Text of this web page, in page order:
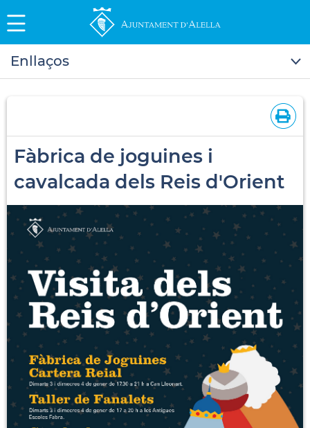
Enllaços
Fàbrica de joguines i
cavalcada dels Reis d'Orient